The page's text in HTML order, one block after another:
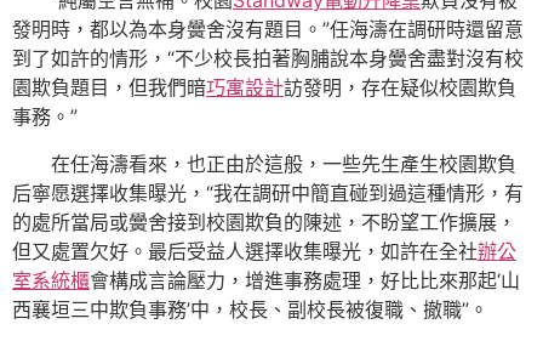
發明時，都以為本身黌舍沒有題目。”任海濤在調研時還留意
到了如許的情形，“不少校長拍著胸脯說本身黌舍盡對沒有校
園欺負題目，但我們暗巧寓設計訪發明，存在疑似校園欺負
事務。”
在任海濤看來，也正由於這般，一些先生產生校園欺負
后寧愿選擇收集曝光，“我在調研中簡直碰到過這種情形，有
的處所當局或黌舍接到校園欺負的陳述，不盼望工作擴展，
但又處置欠好。最后受益人選擇收集曝光，如許在全社辦公
室系統櫃會構成言論壓力，增進事務處理，好比比來那起‘山
西襄垣三中欺負事務’中，校長、副校長被復職、撤職”。